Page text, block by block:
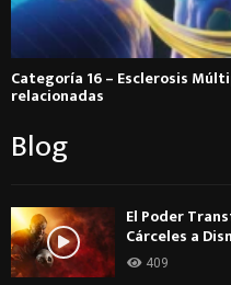
Categoría 16 – Esclerosis
relacionadas
Blog
El Poder
Cárceles a
409